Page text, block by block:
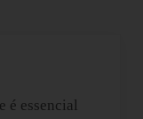
é essencial